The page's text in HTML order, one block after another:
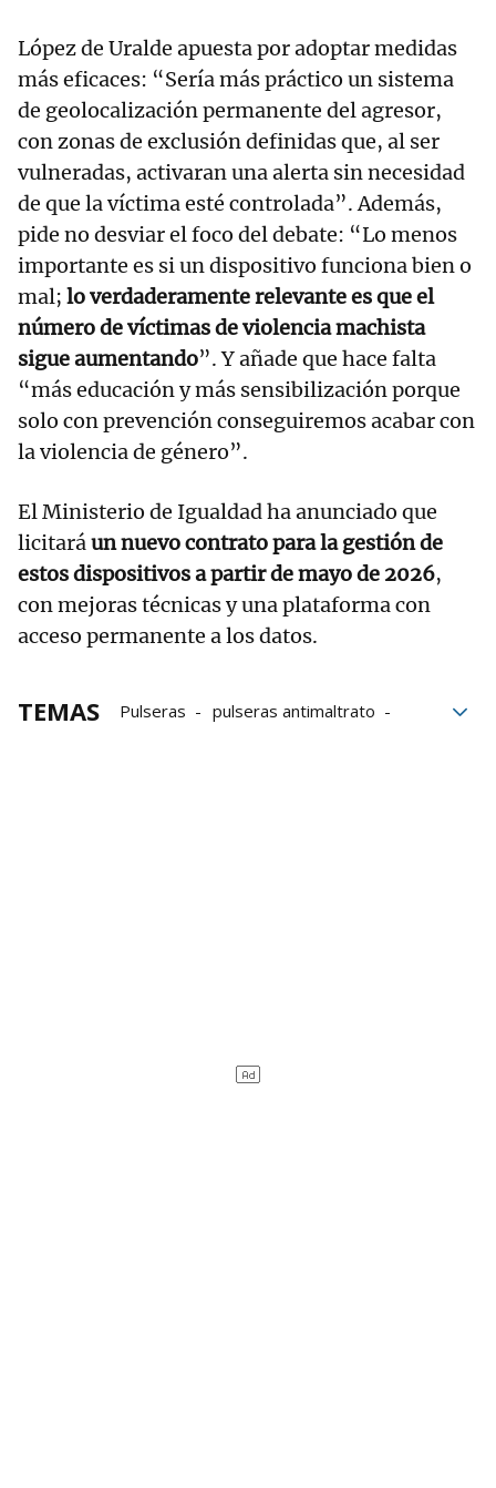
López de Uralde apuesta por adoptar medidas
más eficaces: “Sería más práctico un sistema
de geolocalización permanente del agresor,
con zonas de exclusión definidas que, al ser
vulneradas, activaran una alerta sin necesidad
de que la víctima esté controlada”. Además,
pide no desviar el foco del debate: “Lo menos
importante es si un dispositivo funciona bien o
mal; lo verdaderamente relevante es que el
número de víctimas de violencia machista
sigue aumentando”. Y añade que hace falta
“más educación y más sensibilización porque
solo con prevención conseguiremos acabar con
la violencia de género”.
El Ministerio de Igualdad ha anunciado que
licitaráun nuevo contrato para la gestión de
estos dispositivos a partir de mayo de 2026,
con mejoras técnicas y una plataforma con
acceso permanente a los datos.
TEMAS Pulseras
pulseras antimaltrato